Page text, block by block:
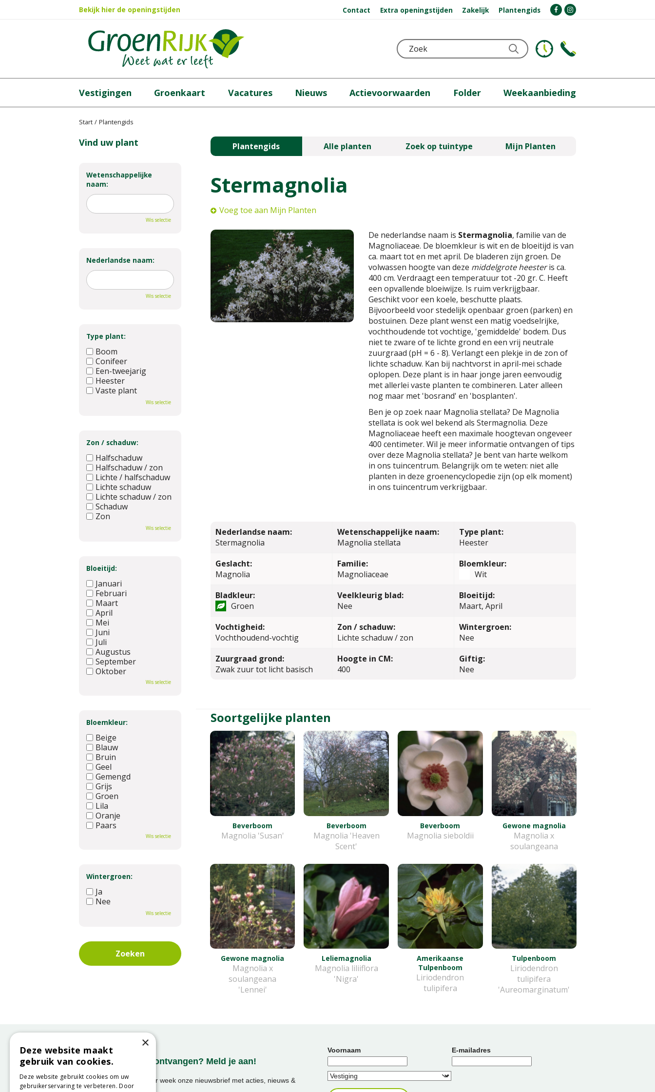
Start Plantengids
Bekijk hier de openingstijden Contact Extra openingstijden Zakelijk Plantengids
Vestigingen Groenkaart Vacatures Nieuws Actievoorwaarden Folder Weekaanbieding
Plantengids Alle planten Zoek op tuintype Mijn Planten
Stermagnolia
Voeg toe aan Mijn Planten
De nederlandse naam is Stermagnolia, familie van de
Magnoliaceae. De bloemkleur is wit en de bloeitijd is van
ca. maart tot en met april. De bladeren zijn groen. De
volwassen hoogte van deze middelgrote heesteris ca.
400 cm. Verdraagt een temperatuur tot -20 gr. C. Heeft
een opvallende bloeiwijze. Is ruim verkrijgbaar.
Geschikt voor een koele, beschutte plaats.
Bijvoorbeeld voor stedelijk openbaar groen (parken) en
bostuinen. Deze plant wenst een matig voedselrijke,
vochthoudende tot vochtige, 'gemiddelde' bodem. Dus
niet te zware of te lichte grond en een vrij neutrale
zuurgraad (pH = 6 - 8). Verlangt een plekje in de zon of
lichte schaduw. Kan bij nachtvorst in april-mei schade
oplopen. Deze plant is in haar jonge jaren eenvoudig
met allerlei vaste planten te combineren. Later alleen
nog maar met 'bosrand' en 'bosplanten'.
Ben je op zoek naar Magnolia stellata? De Magnolia
stellata is ook wel bekend als Stermagnolia. Deze
Magnoliaceae heeft een maximale hoogtevan ongeveer
400 centimeter. Wil je meer informatie ontvangen of tips
over deze Magnolia stellata? Je bent van harte welkom
in ons tuincentrum. Belangrijk om te weten: niet alle
planten in deze groenencyclopedie zijn (op elk moment)
in ons tuincentrum verkrijgbaar.
Nederlandse naam:
Stermagnolia
Wetenschappelijke naam:
Magnolia stellata
Type plant:
Heester
Geslacht:
Magnolia
Familie:
Magnoliaceae
Bloemkleur:
Wit
Bladkleur:
Groen
Veelkleurig blad:
Nee
Bloeitijd:
Maart, April
Vochtigheid:
Vochthoudend-vochtig
Zon / schaduw:
Lichte schaduw / zon
Wintergroen:
Nee
Zuurgraad grond:
Zwak zuur tot licht basisch
Hoogte in CM:
400
Giftig:
Nee
Soortgelijke planten
Beverboom
Magnolia 'Susan'
Beverboom
Magnolia 'Heaven
Scent'
Beverboom
Magnolia sieboldii
Gewone magnolia
Magnolia x
soulangeana
Gewone magnolia
Magnolia x
soulangeana
'Lennei'
Leliemagnolia
Magnolia liliiflora
'Nigra'
Amerikaanse
Tulpenboom
Liriodendron
tulipifera
Tulpenboom
Liriodendron
tulipifera
'Aureomarginatum'
Vind uw plant
Wetenschappelijke
naam:
Wis selectie
Nederlandse naam:
Wis selectie
Type plant:
Boom
Conifeer
Een-tweejarig
Heester
Vaste plant
Wis selectie
Zon / schaduw:
Halfschaduw
Halfschaduw / zon
Lichte / halfschaduw
Lichte schaduw
Lichte schaduw / zon
Schaduw
Zon
Wis selectie
Bloeitijd:
Januari
Februari
Maart
April
Mei
Juni
Juli
Augustus
September
Oktober
Wis selectie
Bloemkleur:
Beige
Blauw
Bruin
Geel
Gemengd
Grijs
Groen
Lila
Oranje
Paars
Wis selectie
Wintergroen:
Ja
Nee
Wis selectie
Onze nieuwsbrief ontvangen? Meld je aan!
Ontvang ongeveer 1x per week onze nieuwsbrief met acties, nieuws &
activiteiten!
Voornaam E-mailadres
×
Deze website maakt
gebruik van cookies.
Deze website gebruikt cookies om uw
gebruikerservaring te verbeteren. Door